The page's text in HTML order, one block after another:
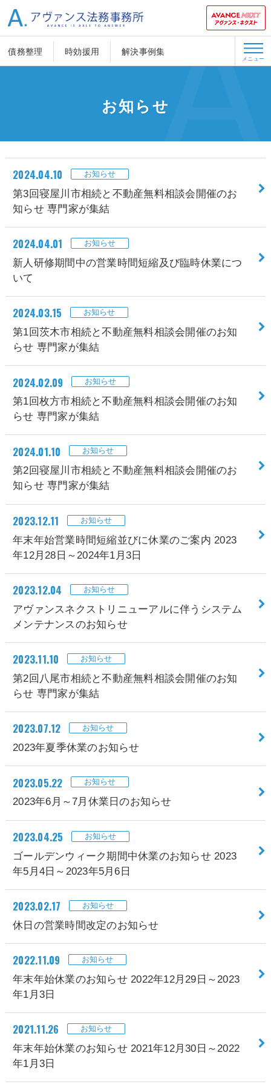
債務整理 時効援用 解決事例集
メニュー
お知らせ
2024.04.10 お知らせ
第3回寝屋川市相続と不動産無料相談会開催のお
知らせ 専門家が集結
2024.04.01 お知らせ
新人研修期間中の営業時間短縮及び臨時休業につ
いて
2024.03.15 お知らせ
第1回茨木市相続と不動産無料相談会開催のお知
らせ 専門家が集結
2024.02.09 お知らせ
第1回枚方市相続と不動産無料相談会開催のお知
らせ 専門家が集結
2024.01.10 お知らせ
第2回寝屋川市相続と不動産無料相談会開催のお
知らせ 専門家が集結
2023.12.11 お知らせ
年末年始営業時間短縮並びに休業のご案内 2023
年12月28日～2024年1月3日
2023.12.04 お知らせ
アヴァンスネクストリニューアルに伴うシステム
メンテナンスのお知らせ
2023.11.10 お知らせ
第2回八尾市相続と不動産無料相談会開催のお知
らせ 専門家が集結
2023.07.12 お知らせ
2023年夏季休業のお知らせ
2023.05.22 お知らせ
2023年6月～7月休業日のお知らせ
2023.04.25 お知らせ
ゴールデンウィーク期間中休業のお知らせ 2023
年5月4日～2023年5月6日
2023.02.17 お知らせ
休日の営業時間改定のお知らせ
2022.11.09 お知らせ
年末年始休業のお知らせ 2022年12月29日～2023
年1月3日
2021.11.26 お知らせ
年末年始休業のお知らせ 2021年12月30日～2022
年1月3日